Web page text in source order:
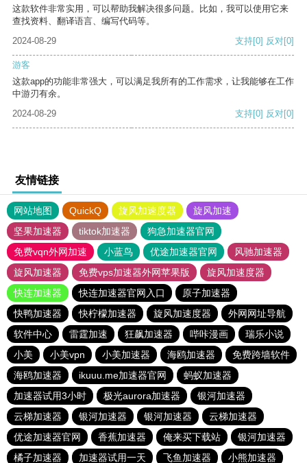
这款软件非常实用，可以帮助我解决很多问题。比如，我可以使用它来
查找资料、翻译语言、编写代码等。
2024-08-29
支持[0] 反对[0]
游客
这款app的功能非常强大，可以满足我所有的工作需求，让我能够在工作
中游刃有余。
2024-08-29
支持[0] 反对[0]
友情链接
网站地图 QuickQ 旋风加速度器
旋风加速
坚果加速器
tiktok加速器
狗急加速器官网
免费vqn外网加速
小蓝鸟 优途加速器官网
风驰加速器
旋风加速器
免费vps加速器外网苹果版
旋风加速度器
快连加速器
快连加速器官网入口
原子加速器
快鸭加速器
快柠檬加速器 旋风加速度器
外网网址导航
软件中心
雷霆加速 狂飙加速器 哔咔漫画
瑞乐小说
小美
小美vpn 小美加速器 海鸥加速器
免费跨墙软件
海鸥加速器
ikuuu.me加速器官网
蚂蚁加速器
加速器试用3小时
极光aurora加速器
银河加速器
云梯加速器
银河加速器 银河加速器
云梯加速器
优途加速器官网
香蕉加速器 俺来买下载站
银河加速器
橘子加速器
加速器试用一天 飞鱼加速器 小熊加速器